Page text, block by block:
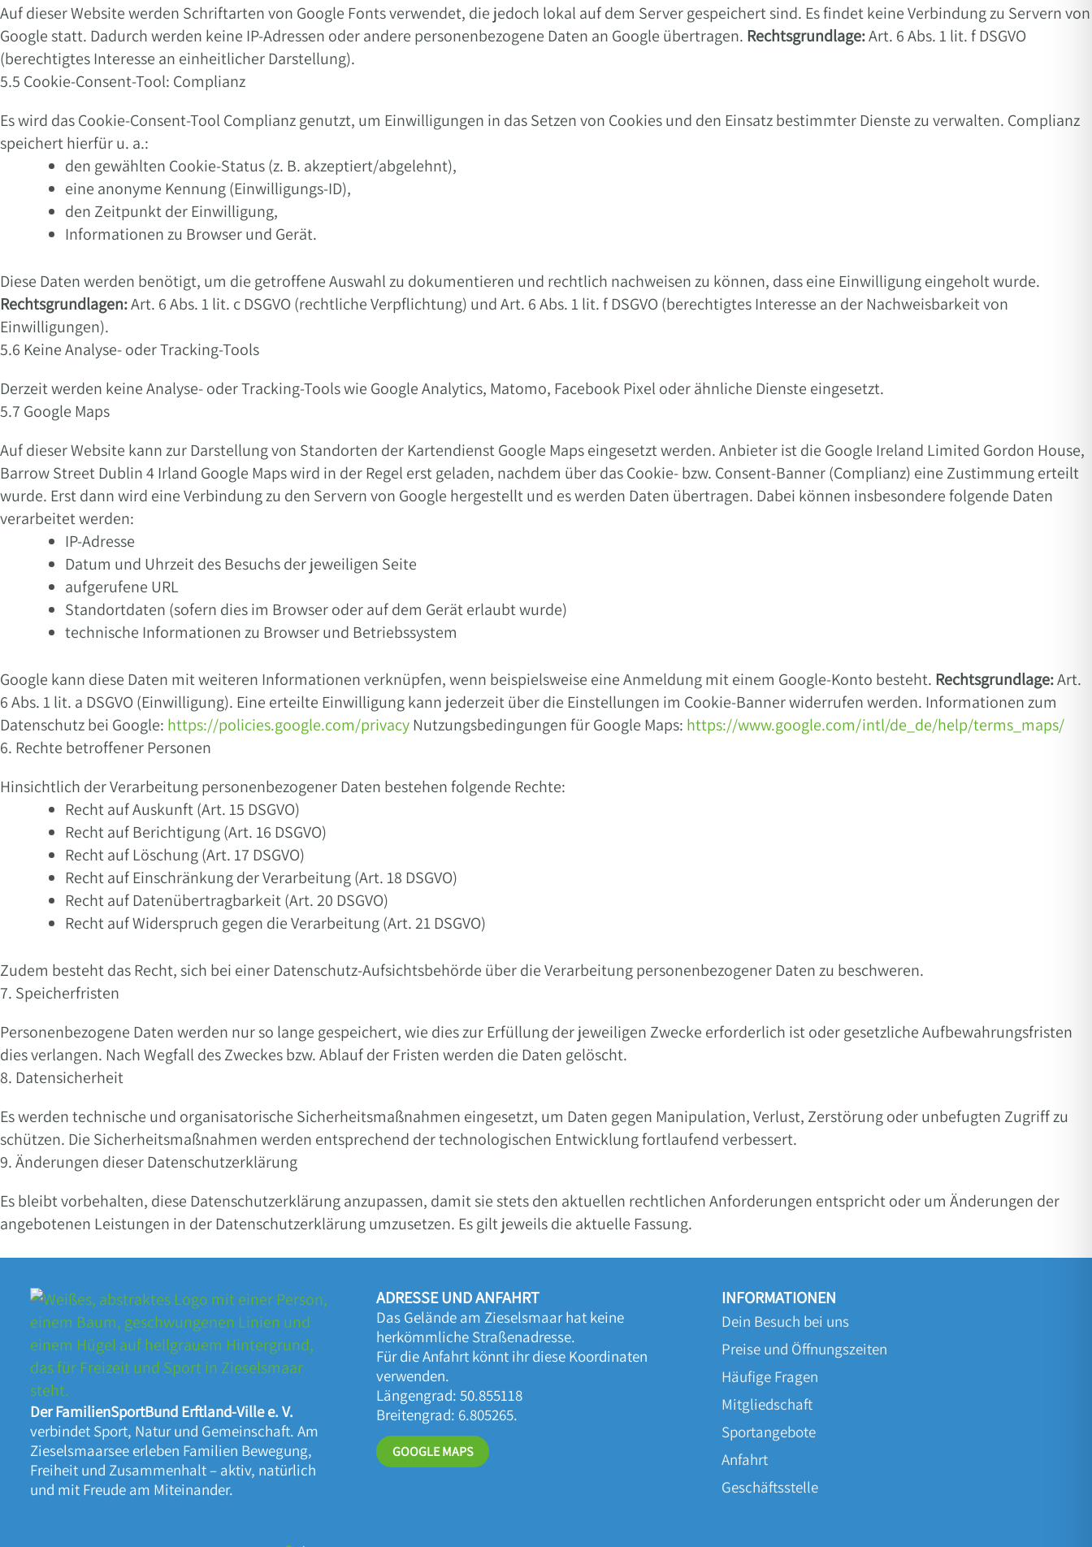
Auf dieser Website werden Schriftarten von Google Fonts verwendet, die jedoch lokal auf dem Server gespeichert sind. Es findet keine Verbindung zu Servern von
Google statt. Dadurch werden keine IP-Adressen oder andere personenbezogene Daten an Google übertragen. Rechtsgrundlage:Art. 6 Abs. 1 lit. f DSGVO
(berechtigtes Interesse an einheitlicher Darstellung).
5.5 Cookie-Consent-Tool: Complianz
Es wird das Cookie-Consent-Tool Complianz genutzt, um Einwilligungen in das Setzen von Cookies und den Einsatz bestimmter Dienste zu verwalten. Complianz
speichert hierfür u. a.:
den gewählten Cookie-Status (z. B. akzeptiert/abgelehnt),
eine anonyme Kennung (Einwilligungs-ID),
den Zeitpunkt der Einwilligung,
Informationen zu Browser und Gerät.
Diese Daten werden benötigt, um die getroffene Auswahl zu dokumentieren und rechtlich nachweisen zu können, dass eine Einwilligung eingeholt wurde.
Rechtsgrundlagen:Art. 6 Abs. 1 lit. c DSGVO (rechtliche Verpflichtung) und Art. 6 Abs. 1 lit. f DSGVO (berechtigtes Interesse an der Nachweisbarkeit von
Einwilligungen).
5.6 Keine Analyse- oder Tracking-Tools
Derzeit werden keine Analyse- oder Tracking-Tools wie Google Analytics, Matomo, Facebook Pixel oder ähnliche Dienste eingesetzt.
5.7 Google Maps
Auf dieser Website kann zur Darstellung von Standorten der Kartendienst Google Maps eingesetzt werden. Anbieter ist die Google Ireland Limited Gordon House,
Barrow Street Dublin 4 Irland Google Maps wird in der Regel erst geladen, nachdem über das Cookie- bzw. Consent-Banner (Complianz) eine Zustimmung erteilt
wurde. Erst dann wird eine Verbindung zu den Servern von Google hergestellt und es werden Daten übertragen. Dabei können insbesondere folgende Daten
verarbeitet werden:
IP-Adresse
Datum und Uhrzeit des Besuchs der jeweiligen Seite
aufgerufene URL
Standortdaten (sofern dies im Browser oder auf dem Gerät erlaubt wurde)
technische Informationen zu Browser und Betriebssystem
Google kann diese Daten mit weiteren Informationen verknüpfen, wenn beispielsweise eine Anmeldung mit einem Google-Konto besteht. Rechtsgrundlage:Art.
6 Abs. 1 lit. a DSGVO (Einwilligung). Eine erteilte Einwilligung kann jederzeit über die Einstellungen im Cookie-Banner widerrufen werden. Informationen zum
Datenschutz bei Google: https://policies.google.com/privacyNutzungsbedingungen für Google Maps: https://www.google.com/intl/de_de/help/terms_maps/
6. Rechte betroffener Personen
Hinsichtlich der Verarbeitung personenbezogener Daten bestehen folgende Rechte:
Recht auf Auskunft (Art. 15 DSGVO)
Recht auf Berichtigung (Art. 16 DSGVO)
Recht auf Löschung (Art. 17 DSGVO)
Recht auf Einschränkung der Verarbeitung (Art. 18 DSGVO)
Recht auf Datenübertragbarkeit (Art. 20 DSGVO)
Recht auf Widerspruch gegen die Verarbeitung (Art. 21 DSGVO)
Zudem besteht das Recht, sich bei einer Datenschutz-Aufsichtsbehörde über die Verarbeitung personenbezogener Daten zu beschweren.
7. Speicherfristen
Personenbezogene Daten werden nur so lange gespeichert, wie dies zur Erfüllung der jeweiligen Zwecke erforderlich ist oder gesetzliche Aufbewahrungsfristen
dies verlangen. Nach Wegfall des Zweckes bzw. Ablauf der Fristen werden die Daten gelöscht.
8. Datensicherheit
Es werden technische und organisatorische Sicherheitsmaßnahmen eingesetzt, um Daten gegen Manipulation, Verlust, Zerstörung oder unbefugten Zugriff zu
schützen. Die Sicherheitsmaßnahmen werden entsprechend der technologischen Entwicklung fortlaufend verbessert.
9. Änderungen dieser Datenschutzerklärung
Es bleibt vorbehalten, diese Datenschutzerklärung anzupassen, damit sie stets den aktuellen rechtlichen Anforderungen entspricht oder um Änderungen der
angebotenen Leistungen in der Datenschutzerklärung umzusetzen. Es gilt jeweils die aktuelle Fassung.
Der FamilienSportBund Erftland-Ville e. V.
verbindet Sport, Natur und Gemeinschaft. Am
Zieselsmaarsee erleben Familien Bewegung,
Freiheit und Zusammenhalt – aktiv, natürlich
und mit Freude am Miteinander.
ADRESSE UND ANFAHRT
Das Gelände am Zieselsmaar hat keine
herkömmliche Straßenadresse.
Für die Anfahrt könnt ihr diese Koordinaten
verwenden.
Längengrad: 50.855118
Breitengrad: 6.805265.
GOOGLE MAPS
INFORMATIONEN
Dein Besuch bei uns
Preise und Öffnungszeiten
Häufige Fragen
Mitgliedschaft
Sportangebote
Anfahrt
Geschäftsstelle